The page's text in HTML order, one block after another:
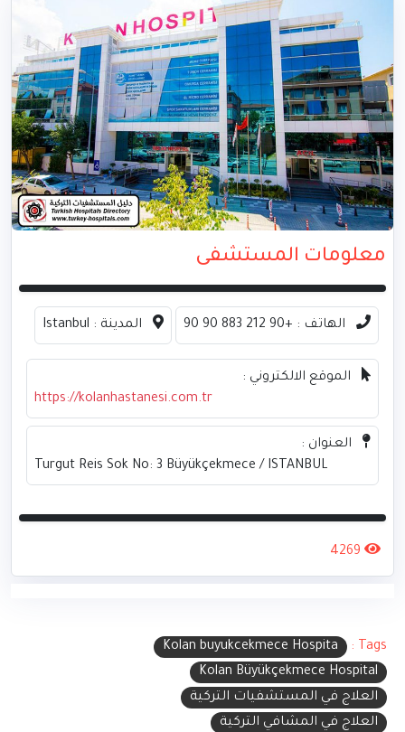
معلومات المستشفى
الهاتف : +90 212 883 90 90 المدينة : Istanbul
الموقع الالكتروني :
https://kolanhastanesi.com.tr
العنوان :
Turgut Reis Sok No: 3 Büyükçekmece / ISTANBUL
4269
Tags :
Kolan buyukcekmece Hospita
Kolan Büyükçekmece Hospital
العلاج في المستشفيات التركية
العلاج في المشافي التركية